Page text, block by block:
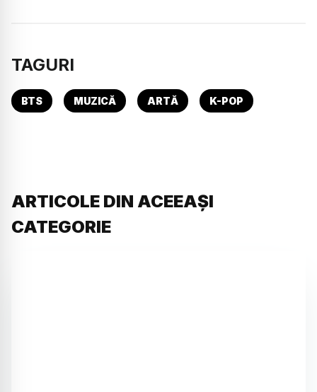
TAGURI
BTS MUZICĂ ARTĂ K-POP
ARTICOLE DIN ACEEAȘI
CATEGORIE